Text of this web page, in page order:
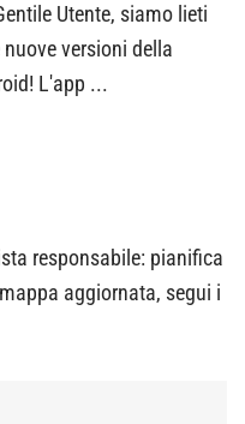
Utente, siamo lieti
versioni della
L'app ...
responsabile: pianifica
aggiornata, segui i